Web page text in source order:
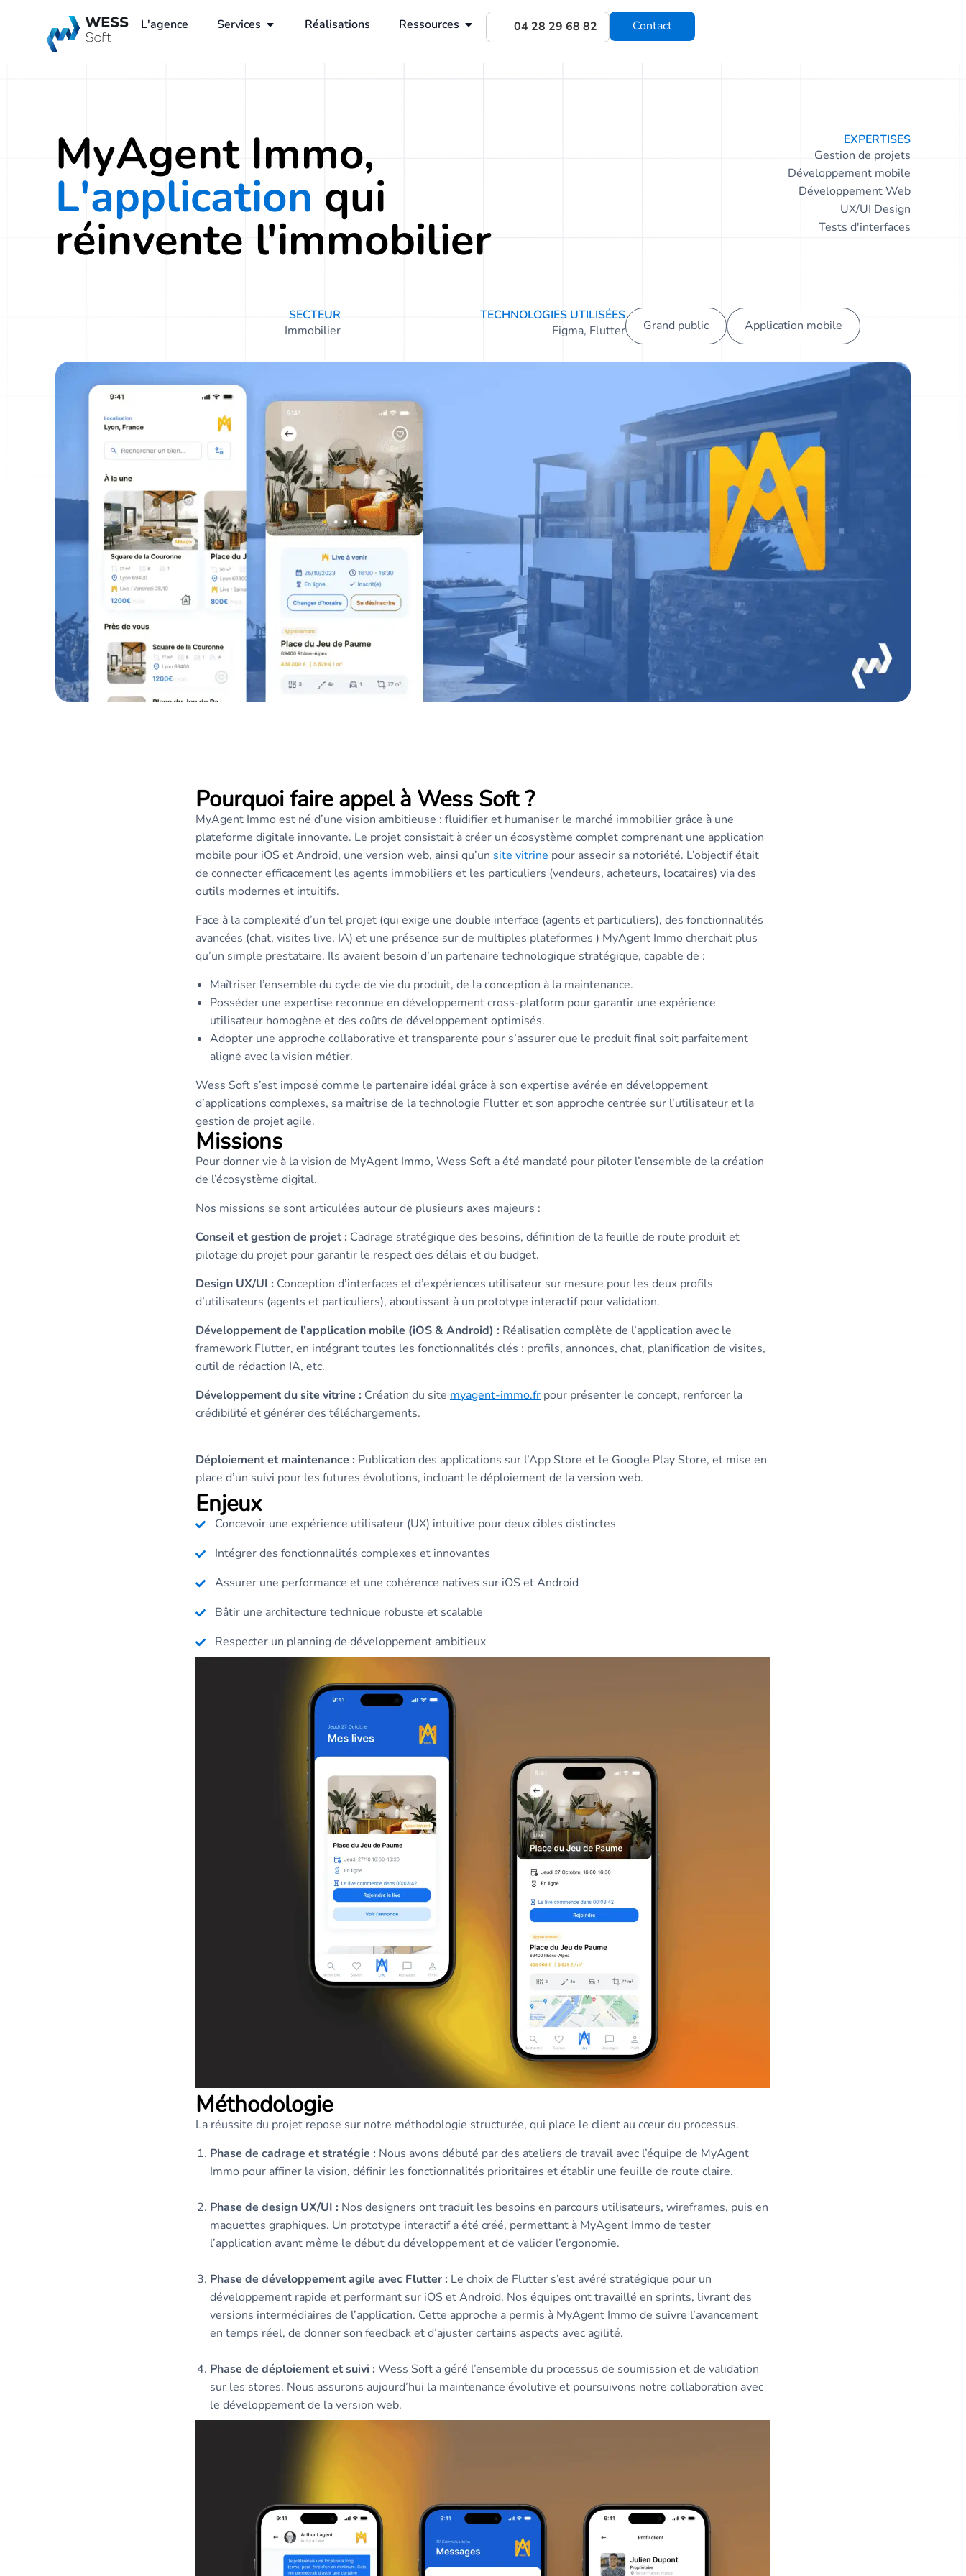
L'agence Services Réalisations Ressources 04 28 29 68 82 Contact
MyAgent Immo,
L'application qui
réinvente l'immobilier
EXPERTISES
Gestion de projets
Développement mobile
Développement Web
UX/UI Design
Tests d'interfaces
SECTEUR
Immobilier
TECHNOLOGIES UTILISÉES
Figma, Flutter
Grand public Application mobile
Pourquoi faire appel à Wess Soft ?
MyAgent Immo est né d’une vision ambitieuse : fluidifier et humaniser le marché immobilier grâce à une
plateforme digitale innovante. Le projet consistait à créer un écosystème complet comprenant une application
mobile pour iOS et Android, une version web, ainsi qu’un site vitrine pour asseoir sa notoriété. L’objectif était
de connecter efficacement les agents immobiliers et les particuliers (vendeurs, acheteurs, locataires) via des
outils modernes et intuitifs.
Face à la complexité d’un tel projet (qui exige une double interface (agents et particuliers), des fonctionnalités
avancées (chat, visites live, IA) et une présence sur de multiples plateformes ) MyAgent Immo cherchait plus
qu’un simple prestataire. Ils avaient besoin d’un partenaire technologique stratégique, capable de :
Maîtriser l’ensemble du cycle de vie du produit, de la conception à la maintenance.
Posséder une expertise reconnue en développement cross-platform pour garantir une expérience
utilisateur homogène et des coûts de développement optimisés.
Adopter une approche collaborative et transparente pour s’assurer que le produit final soit parfaitement
aligné avec la vision métier.
Wess Soft s’est imposé comme le partenaire idéal grâce à son expertise avérée en développement
d’applications complexes, sa maîtrise de la technologie Flutter et son approche centrée sur l’utilisateur et la
gestion de projet agile.
Missions
Pour donner vie à la vision de MyAgent Immo, Wess Soft a été mandaté pour piloter l’ensemble de la création
de l’écosystème digital.
Nos missions se sont articulées autour de plusieurs axes majeurs :
Conseil et gestion de projet : Cadrage stratégique des besoins, définition de la feuille de route produit et
pilotage du projet pour garantir le respect des délais et du budget.
Design UX/UI : Conception d’interfaces et d’expériences utilisateur sur mesure pour les deux profils
d’utilisateurs (agents et particuliers), aboutissant à un prototype interactif pour validation.
Développement de l’application mobile (iOS & Android) : Réalisation complète de l’application avec le
framework Flutter, en intégrant toutes les fonctionnalités clés : profils, annonces, chat, planification de visites,
outil de rédaction IA, etc.
Développement du site vitrine : Création du site myagent-immo.fr pour présenter le concept, renforcer la
crédibilité et générer des téléchargements.
Déploiement et maintenance : Publication des applications sur l’App Store et le Google Play Store, et mise en
place d’un suivi pour les futures évolutions, incluant le déploiement de la version web.
Enjeux
Concevoir une expérience utilisateur (UX) intuitive pour deux cibles distinctes
Intégrer des fonctionnalités complexes et innovantes
Assurer une performance et une cohérence natives sur iOS et Android
Bâtir une architecture technique robuste et scalable
Respecter un planning de développement ambitieux
Méthodologie
La réussite du projet repose sur notre méthodologie structurée, qui place le client au cœur du processus.
Phase de cadrage et stratégie : Nous avons débuté par des ateliers de travail avec l’équipe de MyAgent
Immo pour affiner la vision, définir les fonctionnalités prioritaires et établir une feuille de route claire.
Phase de design UX/UI : Nos designers ont traduit les besoins en parcours utilisateurs, wireframes, puis en
maquettes graphiques. Un prototype interactif a été créé, permettant à MyAgent Immo de tester
l’application avant même le début du développement et de valider l’ergonomie.
Phase de développement agile avec Flutter : Le choix de Flutter s’est avéré stratégique pour un
développement rapide et performant sur iOS et Android. Nos équipes ont travaillé en sprints, livrant des
versions intermédiaires de l’application. Cette approche a permis à MyAgent Immo de suivre l’avancement
en temps réel, de donner son feedback et d’ajuster certains aspects avec agilité.
Phase de déploiement et suivi : Wess Soft a géré l’ensemble du processus de soumission et de validation
sur les stores. Nous assurons aujourd’hui la maintenance évolutive et poursuivons notre collaboration avec
le développement de la version web.